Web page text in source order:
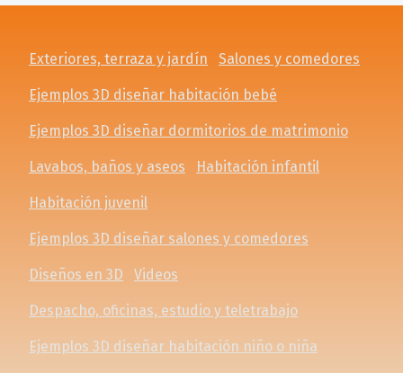
Exteriores, terraza y jardín Salones y comedores
Ejemplos 3D diseñar habitación bebé
Ejemplos 3D diseñar dormitorios de matrimonio
Lavabos, baños y aseos Habitación infantil
Habitación juvenil
Ejemplos 3D diseñar salones y comedores
Diseños en 3D Videos
Despacho, oficinas, estudio y teletrabajo
Ejemplos 3D diseñar habitación niño o niña